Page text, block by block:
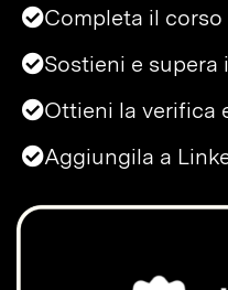
Completa il
Sostieni e supera
Ottieni la verifica
Aggiungila a